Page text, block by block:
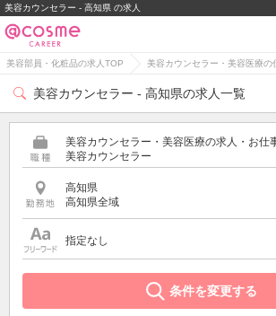
美容カウンセラー - 高知県 の求人
美容部員・化粧品の求人TOP 美容カウンセラー・美容医療の
美容カウンセラー - 高知県の求人一覧
美容カウンセラー・美容医療の求人・お仕
美容カウンセラー
高知県
高知県全域
指定なし
条件を変更する